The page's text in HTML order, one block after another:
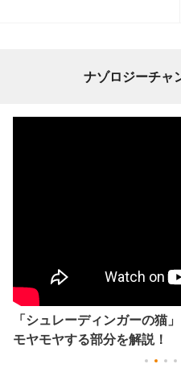
ナゾロジーチャ
「シュレーディンガーの猫
モヤモヤする部分を解説！